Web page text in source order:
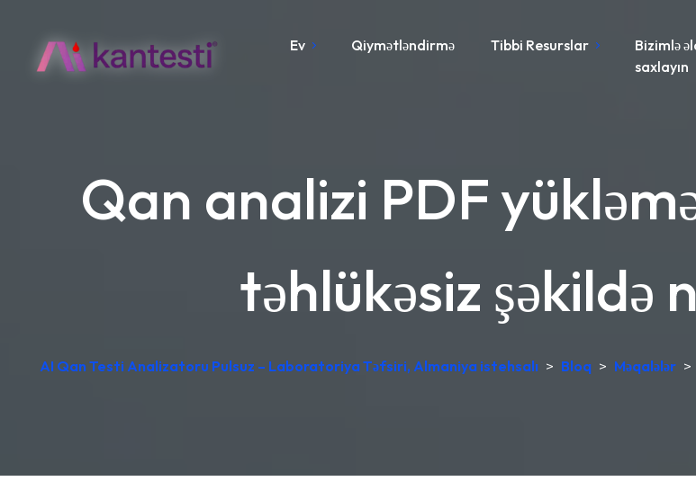
Ev Qiymətləndirmə Tibbi Resurslar
Bizimlə
saxlayın
Qan analizi PDF
təhlükəsiz şəkildə
AI Qan Testi Analizatoru Pulsuz – Laboratoriya Təfsiri, Almaniya istehsalı > Bloq > Məqalələr >